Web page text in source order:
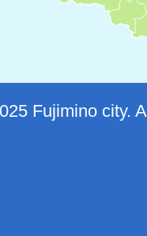
Fujimino city.